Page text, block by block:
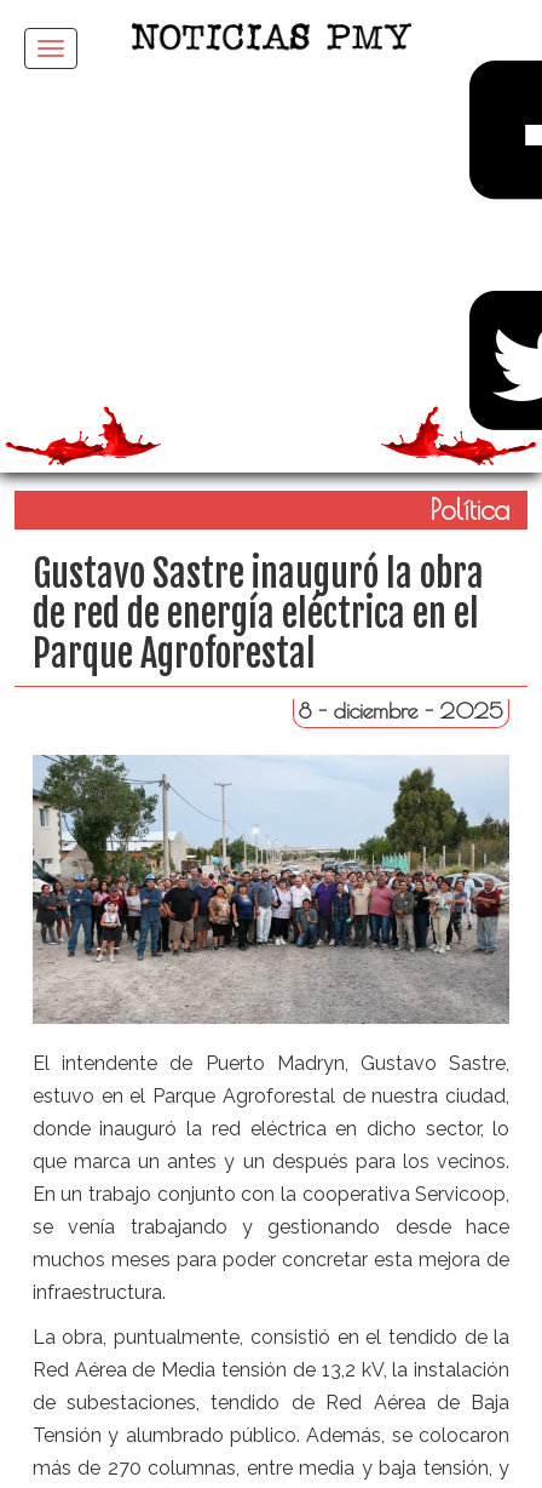
Menu
Política
Gustavo Sastre inauguró la obra
de red de energía eléctrica en el
Parque Agroforestal
8 - diciembre - 2025
El intendente de Puerto Madryn, Gustavo Sastre,
estuvo en el Parque Agroforestal de nuestra ciudad,
donde inauguró la red eléctrica en dicho sector, lo
que marca un antes y un después para los vecinos.
En un trabajo conjunto con la cooperativa Servicoop,
se venía trabajando y gestionando desde hace
muchos meses para poder concretar esta mejora de
infraestructura.
La obra, puntualmente, consistió en el tendido de la
Red Aérea de Media tensión de 13,2 kV, la instalación
de subestaciones, tendido de Red Aérea de Baja
Tensión y alumbrado público. Además, se colocaron
más de 270 columnas, entre media y baja tensión, y